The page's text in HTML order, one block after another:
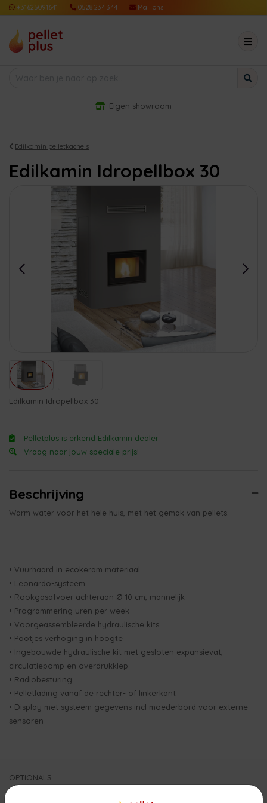
+31625091641 0528 234 344 Mail ons
Eigen showroom
Edilkamin pelletkachels
Edilkamin Idropellbox 30
Edilkamin Idropellbox 30
Pelletplus is erkend Edilkamin dealer
Vraag naar jouw speciale prijs!
Beschrijving
Warm water voor het hele huis, met het gemak van pellets.
• Vuurhaard in ecokeram materiaal
• Leonardo-systeem
• Rookgasafvoer achteraan Ø 10 cm, mannelijk
• Programmering uren per week
• Voorgeassembleerde hydraulische kits
• Pootjes verhoging in hoogte
• Ingebouwde hydraulische kit met gesloten expansievat,
circulatiepomp en overdrukklep
• Radiobesturing
• Pelletlading vanaf de rechter- of linkerkant
• Display met systeem gegevens incl moederbord voor externe
sensoren
OPTIONALS
• Kit Wi-Fi